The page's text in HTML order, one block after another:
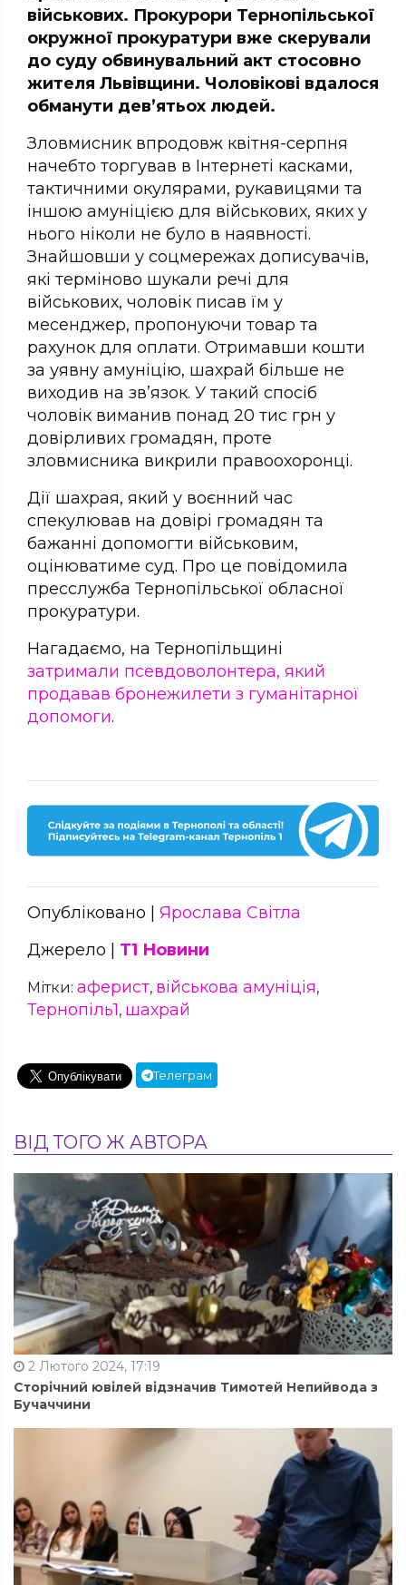
військових. Прокурори Тернопільської
окружної прокуратури вже скерували
до суду обвинувальний акт стосовно
жителя Львівщини. Чоловікові вдалося
обманути дев’ятьох людей.
Зловмисник впродовж квітня-серпня
начебто торгував в Інтернеті касками,
тактичними окулярами, рукавицями та
іншою амуніцією для військових, яких у
нього ніколи не було в наявності.
Знайшовши у соцмережах дописувачів,
які терміново шукали речі для
військових, чоловік писав їм у
месенджер, пропонуючи товар та
рахунок для оплати. Отримавши кошти
за уявну амуніцію, шахрай більше не
виходив на зв’язок. У такий спосіб
чоловік виманив понад 20 тис грн у
довірливих громадян, проте
зловмисника викрили правоохоронці.
Дії шахрая, який у воєнний час
спекулював на довірі громадян та
бажанні допомогти військовим,
оцінюватиме суд. Про це повідомила
пресслужба Тернопільської обласної
прокуратури.
Нагадаємо, на Тернопільщині
затримали псевдоволонтера, який
продавав бронежилети з гуманітарної
допомоги.
Опубліковано | Ярослава Світла
Джерело | Т1 Новини
Мітки: аферист, військова амуніція,
Тернопіль1, шахрай
Телеграм
ВІД ТОГО Ж АВТОРА
2 Лютого 2024, 17:19
Сторічний ювілей відзначив Тимотей Непийвода з
Бучаччини